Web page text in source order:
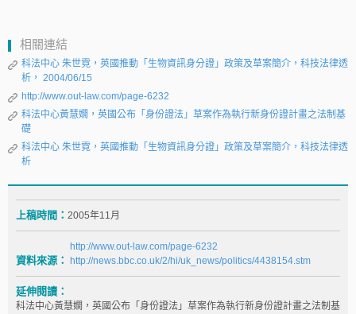
相關連結
科法中心 朱世霓，英國推動「生物資訊身分證」政策及草案簡介，科技法律透
析， 2004/06/15
http://www.out-law.com/page-6232
科法中心黃慧嫺，英國公布「身份證法」草案作為執行新身份證計畫之法制基
礎
科法中心 朱世霓，英國推動「生物資訊身分證」政策及草案簡介，科技法律透
析
上稿時間： 2005年11月
資料來源：
http://www.out-law.com/page-6232
http://news.bbc.co.uk/2/hi/uk_news/politics/4438154.stm
延伸閱讀：
科法中心黃慧嫺，英國公布「身份證法」草案作為執行新身份證計畫之法制基